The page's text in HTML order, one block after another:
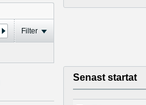
Filter
Senast startat